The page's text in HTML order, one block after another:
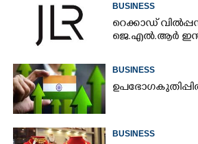
BUSINESS
റെക്കാഡ്
ജെ.എൽ.ആർ
BUSINESS
ഉ​പ​ഭോ​ഗ​
BUSINESS